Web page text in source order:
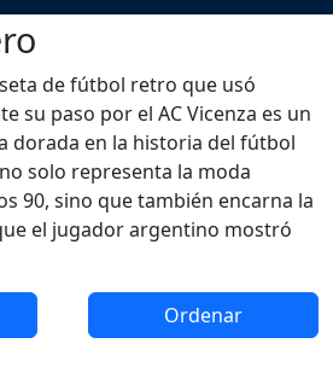
de fútbol retro que usó
su paso por el AC Vicenza es un
dorada en la historia del fútbol
solo representa la moda
90, sino que también encarna la
el jugador argentino mostró
Ordenar